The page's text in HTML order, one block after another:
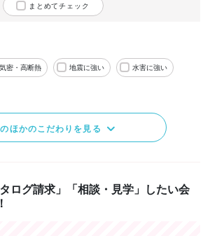
まとめてチェック
密・高断熱 地震に強い 水害に強い
ほかのこだわりを見る
ログ請求」「相談・見学」したい会